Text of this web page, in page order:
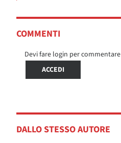
COMMENTI
Devi fare login per commentare
ACCEDI
DALLO STESSO AUTORE